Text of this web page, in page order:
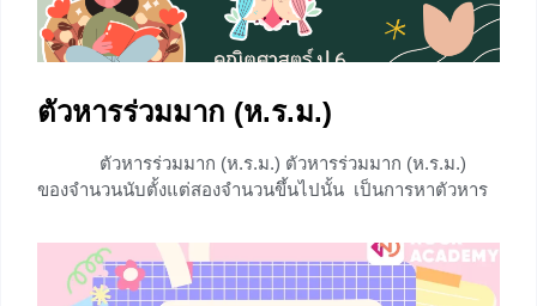
ตัวหารร่วมมาก (ห.ร.ม.)
ตัวหารร่วมมาก (ห.ร.ม.) ตัวหารร่วมมาก (ห.ร.ม.)
ของจำนวนนับตั้งแต่สองจำนวนขึ้นไปนั้น เป็นการหาตัวหาร
นั้น ในบทความนี้ได้รวบรวมวิธี การหา ห.ร.ม. ไว้ทั้งหมด 3 วิธี
น้องๆอาจคุ้นชินกับ การหา ห.ร.ม. โดยวิธีตั้งหาร แต่น้องๆ
ทราบหรือไม่ว่าวิธีการหา ห.ร.ม. มีวิธีการดังต่อไปนี้ การหา